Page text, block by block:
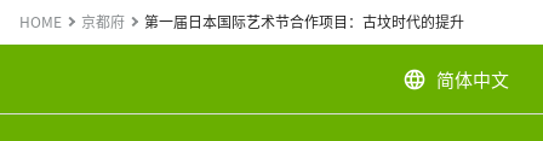
HOME 京都府 第一届日本国际艺术节合作项目：古坟时代的提升
language 简体中文